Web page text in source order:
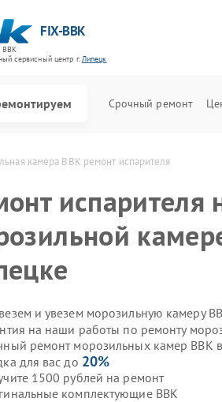
FIX-BBK
BBK
cервисный центр г.Липецк
Срочный ремонт
камера BBK ремонт испарителя
испарителя
и увезем морозильную камеру
на наши работы по ремонту
ремонт морозильных камер BBK
для вас до 20%
1500 рублей на ремонт
комплектующие BBK